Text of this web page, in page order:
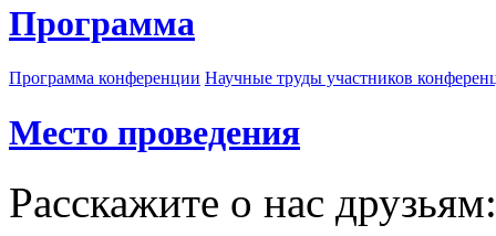
Программа
Программа конференции Научные труды участников
Место проведения
Расскажите о нас друзьям: